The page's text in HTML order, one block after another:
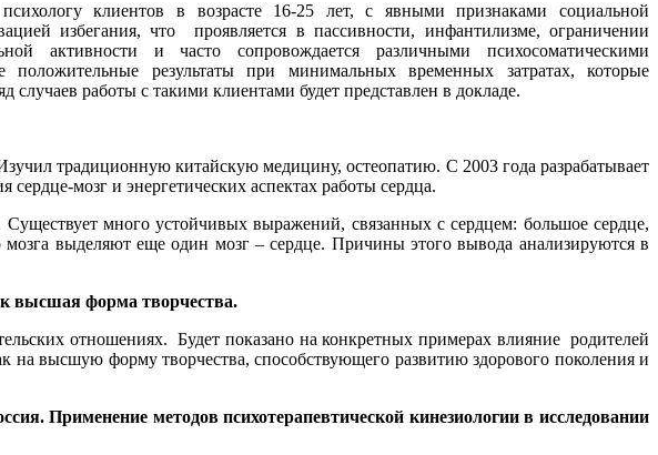
клиентов в возрасте 16-25 лет, с явными признаками социальной
избегания, что проявляется в пассивности, инфантилизме, ограничении
активности и часто сопровождается различными психосоматическими
результаты при минимальных временных затратах, которые
работы с такими клиентами будет представлен в докладе.
традиционную китайскую медицину, остеопатию. С 2003 года разрабатывает
мозг и энергетических аспектах работы сердца.
много устойчивых выражений, связанных с сердцем: большое сердце,
выделяют еще один мозг – сердце. Причины этого вывода анализируются в
высшая форма творчества.
отношениях. Будет показано на конкретных примерах влияние родителей
на высшую форму творчества, способствующего развитию здорового поколения и
Применение методов психотерапевтической кинезиологии в исследовании